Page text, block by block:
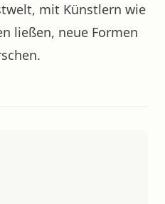
mit Künstlern wie
ließen, neue Formen